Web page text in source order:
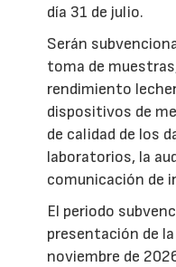
día 31 de julio.
Serán
toma de
rendimiento
dispositivos de
de calidad de los
laboratorios, la
comunicación de
El periodo
presentación de
noviembre de